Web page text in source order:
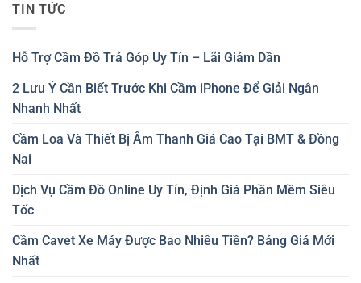
TIN TỨC
Hỗ Trợ Cầm Đồ Trả Góp Uy Tín – Lãi Giảm Dần
2 Lưu Ý Cần Biết Trước Khi Cầm iPhone Để Giải Ngân
Nhanh Nhất
Cầm Loa Và Thiết Bị Âm Thanh Giá Cao Tại BMT & Đồng
Nai
Dịch Vụ Cầm Đồ Online Uy Tín, Định Giá Phần Mềm Siêu
Tốc
Cầm Cavet Xe Máy Được Bao Nhiêu Tiền? Bảng Giá Mới
Nhất